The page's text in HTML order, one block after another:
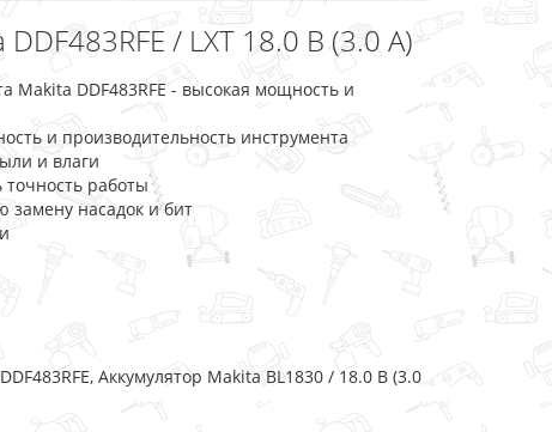
/ LXT 18.0 В (3.0 А)
Makita DDF483RFE - высокая мощность и
и производительность инструмента
и влаги
работы
насадок и бит
Аккумулятор Makita BL1830 / 18.0 В (3.0